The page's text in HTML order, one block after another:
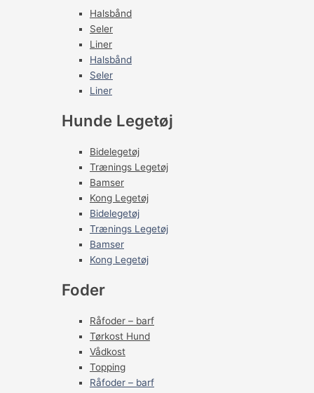
Halsbånd
Seler
Liner
Halsbånd
Seler
Liner
Hunde Legetøj
Bidelegetøj
Trænings Legetøj
Bamser
Kong Legetøj
Bidelegetøj
Trænings Legetøj
Bamser
Kong Legetøj
Foder
Råfoder – barf
Tørkost Hund
Vådkost
Topping
Råfoder – barf